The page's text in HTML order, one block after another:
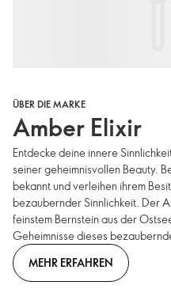
ÜBER DIE MARKE
Amber Elixir
Entdecke deine innere
seiner geheimnisvollen Beauty.
bekannt und verleihen ihrem
bezaubernder Sinnlichkeit. Der
feinstem Bernstein aus der
Geheimnisse dieses
MEHR ERFAHREN